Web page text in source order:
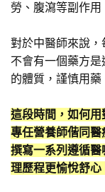
勞、腹瀉等副作用
對於中醫師來說
不會有一個藥方
的體質，謹慎用藥
這段時間，如何
專任營養師偕同醫
撰寫一系列遵循
理歷程更愉悅舒心